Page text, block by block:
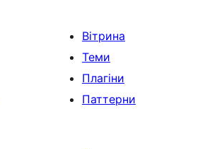
Вітрина
Теми
Плагіни
Паттерни